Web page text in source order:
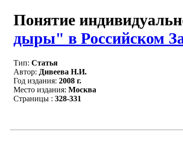
Понятие
дыры" в Российском
Тип: Статья
Автор: Дивеева Н.И.
Год издания: 2008 г.
Место издания: Москва
Страницы : 328-331